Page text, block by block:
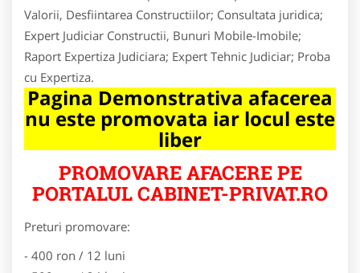
Valorii, Desfiintarea Constructiilor; Consultata juridica;
Expert Judiciar Constructii, Bunuri Mobile-Imobile;
Raport Expertiza Judiciara; Expert Tehnic Judiciar; Proba
cu Expertiza.
Pagina Demonstrativa afacerea
nu este promovata iar locul este
liber
PROMOVARE AFACERE PE
PORTALUL CABINET-PRIVAT.RO
Preturi promovare:
- 400 ron / 12 luni